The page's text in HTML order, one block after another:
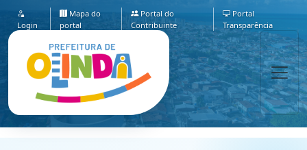
Login
Mapa do
portal
Portal do
Contribuinte
Portal
Transparência